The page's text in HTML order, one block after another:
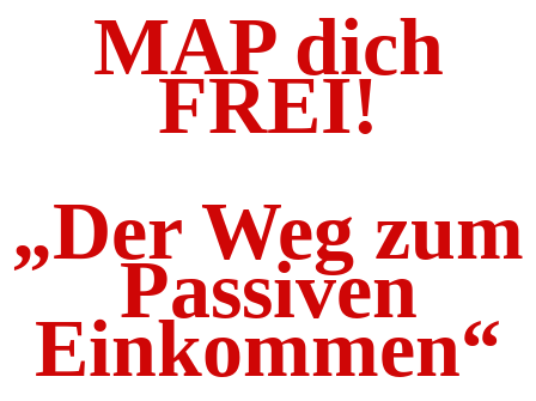
MAP dich
FREI!
„Der Weg zum
Passiven
Einkommen“